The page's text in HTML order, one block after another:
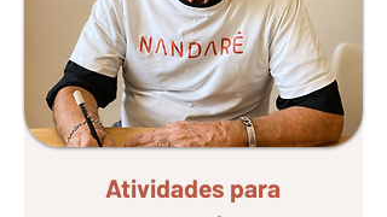
Atividades para